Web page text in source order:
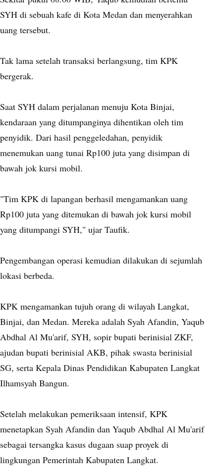
SYH di sebuah kafe di Kota Medan dan menyerahkan
uang tersebut.
Tak lama setelah transaksi berlangsung, tim KPK
bergerak.
Saat SYH dalam perjalanan menuju Kota Binjai,
kendaraan yang ditumpanginya dihentikan oleh tim
penyidik. Dari hasil penggeledahan, penyidik
menemukan uang tunai Rp100 juta yang disimpan di
bawah jok kursi mobil.
"Tim KPK di lapangan berhasil mengamankan uang
Rp100 juta yang ditemukan di bawah jok kursi mobil
yang ditumpangi SYH," ujar Taufik.
Pengembangan operasi kemudian dilakukan di sejumlah
lokasi berbeda.
KPK mengamankan tujuh orang di wilayah Langkat,
Binjai, dan Medan. Mereka adalah Syah Afandin, Yaqub
Abdhal Al Mu'arif, SYH, sopir bupati berinisial ZKF,
ajudan bupati berinisial AKB, pihak swasta berinisial
SG, serta Kepala Dinas Pendidikan Kabupaten Langkat
Ilhamsyah Bangun.
Setelah melakukan pemeriksaan intensif, KPK
menetapkan Syah Afandin dan Yaqub Abdhal Al Mu'arif
sebagai tersangka kasus dugaan suap proyek di
lingkungan Pemerintah Kabupaten Langkat.